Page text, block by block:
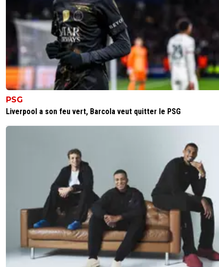
PSG
Liverpool a son feu vert, Barcola veut quitter le PSG